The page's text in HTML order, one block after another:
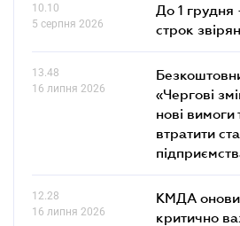
10.10
5 серпня 2026
До 1
строк
13.48
16 липня 2026
«Чергові
нові
втратити
12.28
16 липня 2026
КМДА
критично